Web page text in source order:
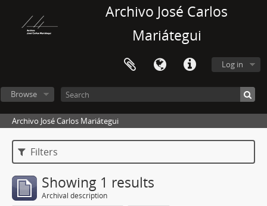
Archivo José Carlos
Mariátegui
Log in
Browse
Archivo José Carlos Mariátegui
Filters
Showing 1 results
Archival description